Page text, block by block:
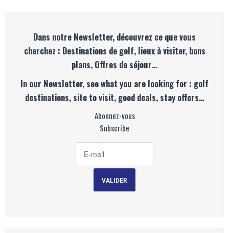
Dans notre Newsletter, découvrez ce que vous
cherchez : Destinations de golf, lieux à visiter, bons
plans, Offres de séjour…
In our Newsletter, see what you are looking for : golf
destinations, site to visit, good deals, stay offers…
Abonnez-vous
Subscribe